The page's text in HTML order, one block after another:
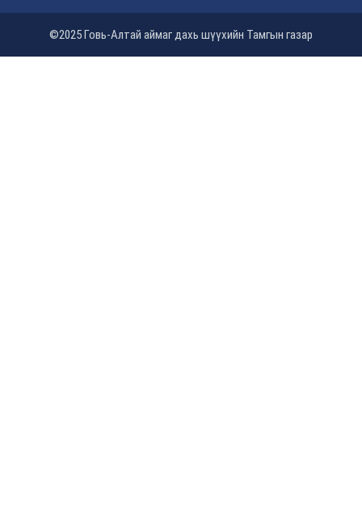
©2025 Говь-Алтай аймаг дахь шүүхийн Тамгын газар